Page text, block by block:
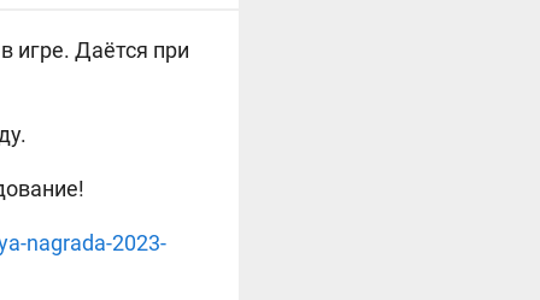
игре. Даётся при
nagrada-2023-